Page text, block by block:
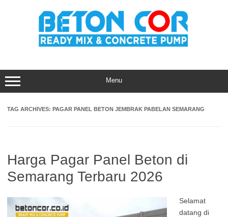
Menu
TAG ARCHIVES: PAGAR PANEL BETON JEMBRAK PABELAN SEMARANG
Harga Pagar Panel Beton di
Semarang Terbaru 2026
Selamat
datang di